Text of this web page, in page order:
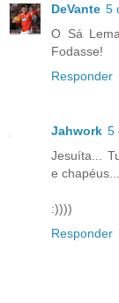
DeVante 5
O Sá
Fodasse!
Responder
Jahwork 5
Jesuíta...
e
:))))
Responder